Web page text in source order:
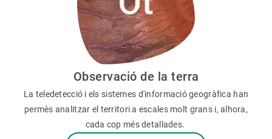
Observació de la terra
La teledetecció i els sistemes d'informació geogràfica han
permès analitzar el territori a escales molt grans i, alhora,
cada cop més detallades.